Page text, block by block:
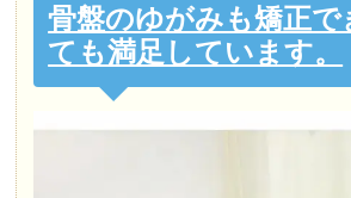
骨盤のゆがみも矯正で
ても満足しています。